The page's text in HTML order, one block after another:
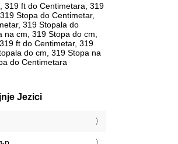
319 ft do Centimetara, 319
Stopa do Centimetar,
319 Stopala do
na cm, 319 Stopa do cm,
ft do Centimetar, 319
do cm, 319 Stopa na
do Centimetara
Jezici